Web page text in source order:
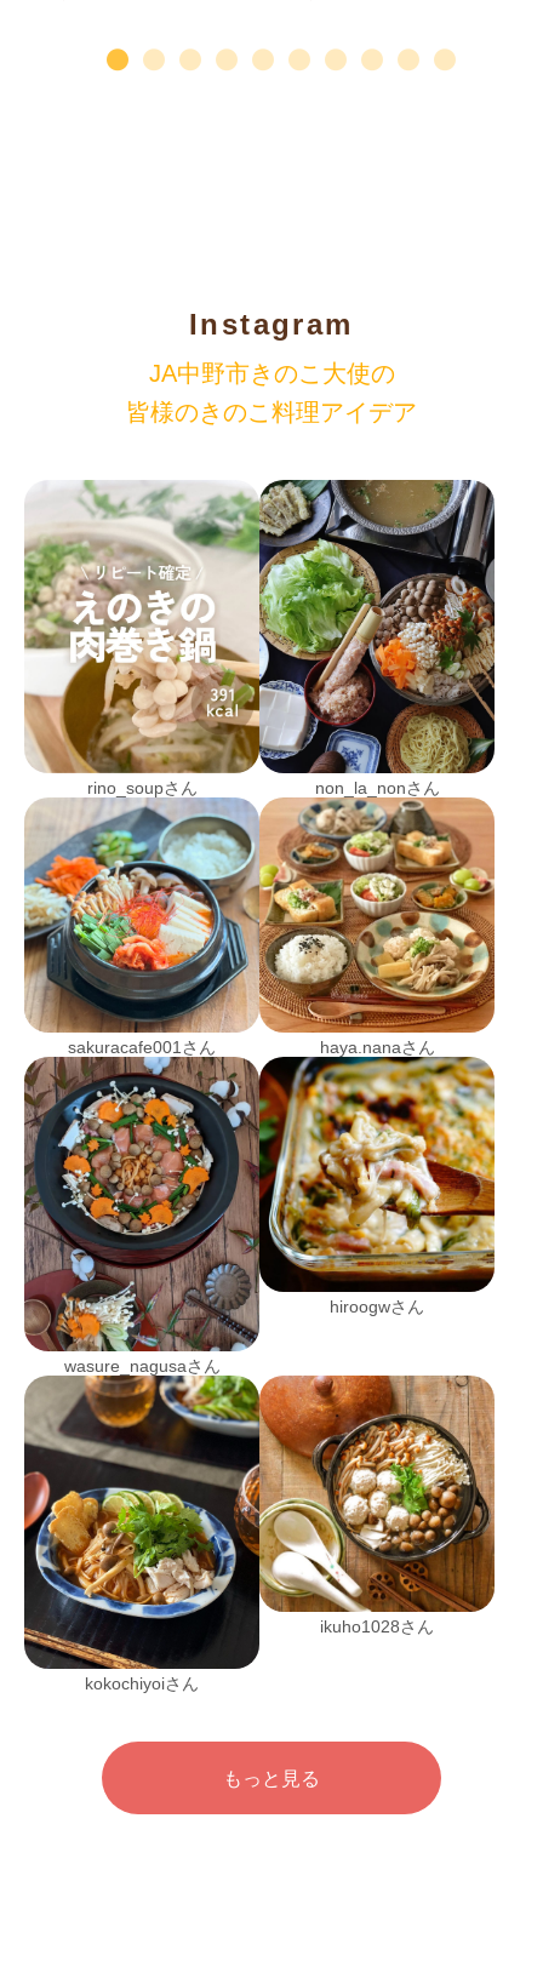
Instagram
JA中野市きのこ大使の
皆様のきのこ料理アイデア
rino_soupさん non_la_nonさん
sakuracafe001さん haya.nanaさん
wasure_nagusaさん
hiroogwさん
kokochiyoiさん
ikuho1028さん
もっと見る